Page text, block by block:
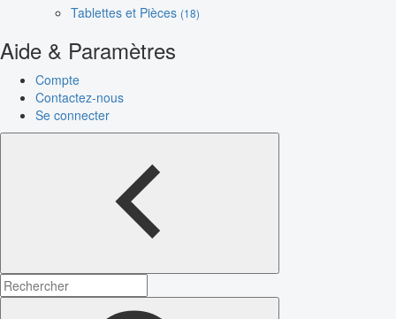
Tablettes et Pièces (18)
Aide & Paramètres
Compte
Contactez-nous
Se connecter